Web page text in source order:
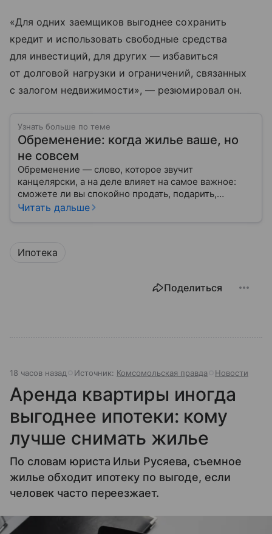
«Для одних заемщиков выгоднее сохранить
кредит и использовать свободные средства
для инвестиций, для других — избавиться
от долговой нагрузки и ограничений, связанных
с залогом недвижимости», — резюмировал он.
Узнать больше по теме
Обременение: когда жилье ваше, но
не совсем
Обременение — слово, которое звучит
канцелярски, а на деле влияет на самое важное:
сможете ли вы спокойно продать, подарить,
заложить или даже иногда нормально пользоваться
Читать дальше
Ипотека
Поделиться
18 часов назад Источник: Комсомольская правда Новости
Аренда квартиры иногда
выгоднее ипотеки: кому
лучше снимать жилье
По словам юриста Ильи Русяева, съемное
жилье обходит ипотеку по выгоде, если
человек часто переезжает.